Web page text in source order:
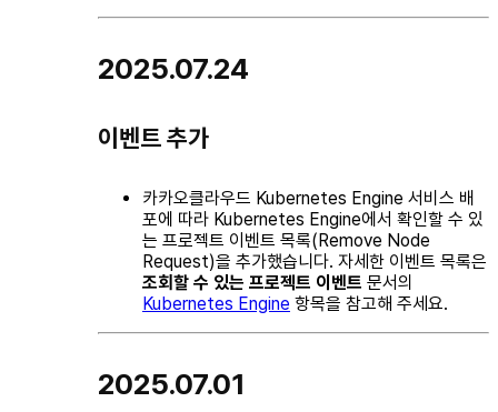
2025.07.24
이벤트 추가
카카오클라우드 Kubernetes Engine 서비스 배
포에 따라 Kubernetes Engine에서 확인할 수 있
는 프로젝트 이벤트 목록(Remove Node
Request)을 추가했습니다. 자세한 이벤트 목록은
조회할 수 있는 프로젝트 이벤트 문서의
Kubernetes Engine 항목을 참고해 주세요.
2025.07.01